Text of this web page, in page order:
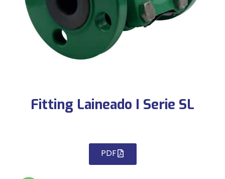
Fitting Laineado I Serie SL
PDF